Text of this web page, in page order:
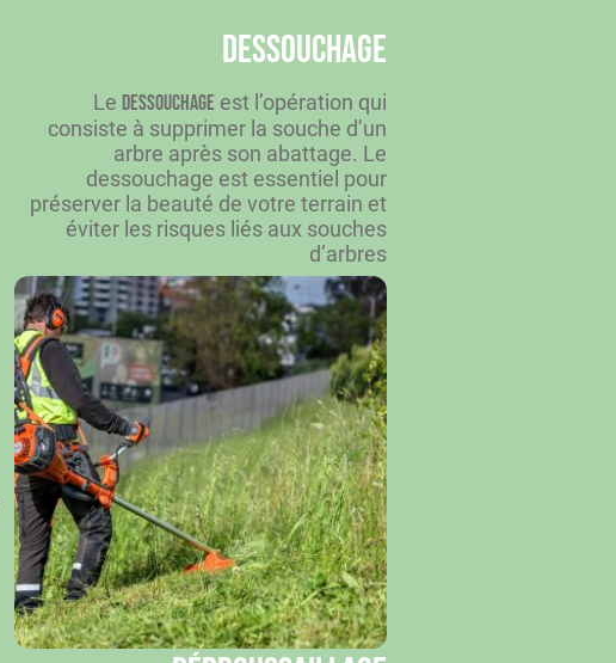
Dessouchage
Le dessouchage est l’opération qui
consiste à supprimer la souche d’un
arbre après son abattage. Le
dessouchage est essentiel pour
préserver la beauté de votre terrain et
éviter les risques liés aux souches
d’arbres